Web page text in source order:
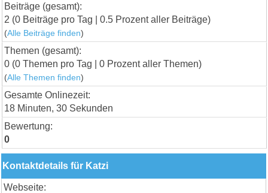
Beiträge (gesamt):
2 (0 Beiträge pro Tag | 0.5 Prozent aller Beiträge)
(Alle Beiträge finden)
Themen (gesamt):
0 (0 Themen pro Tag | 0 Prozent aller Themen)
(Alle Themen finden)
Gesamte Onlinezeit:
18 Minuten, 30 Sekunden
Bewertung:
0
Kontaktdetails für Katzi
Webseite: